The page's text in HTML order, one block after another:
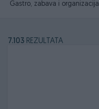
Gastro, zabava i organizacija
7.103 REZULTATA